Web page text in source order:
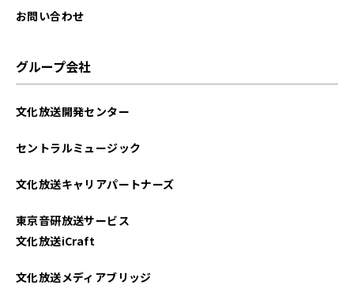
お問い合わせ
グループ会社
文化放送開発センター
セントラルミュージック
文化放送キャリアパートナーズ
東京音研放送サービス
文化放送iCraft
文化放送メディアブリッジ